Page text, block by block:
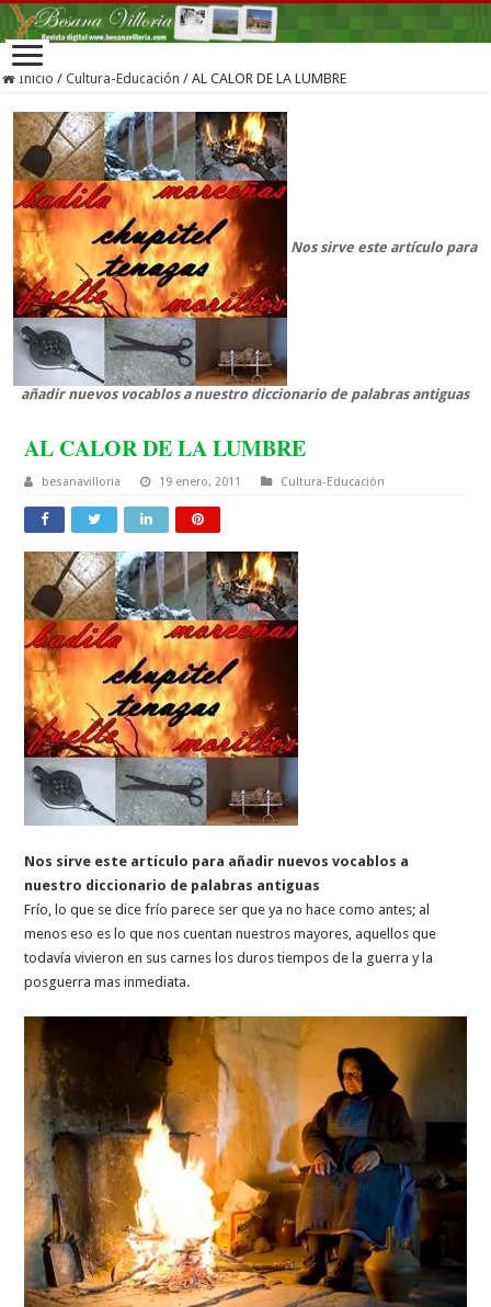
Inicio / Cultura-Educación / AL CALOR DE LA LUMBRE
Nos sirve este artículo para
añadir nuevos vocablos a nuestro diccionario de palabras antiguas
AL CALOR DE LA LUMBRE
besanavilloria 19 enero, 2011 Cultura-Educación
Nos sirve este artículo para añadir nuevos vocablos a
nuestro diccionario de palabras antiguas
Frío, lo que se dice frío parece ser que ya no hace como antes; al
menos eso es lo que nos cuentan nuestros mayores, aquellos que
todavía vivieron en sus carnes los duros tiempos de la guerra y la
posguerra mas inmediata.